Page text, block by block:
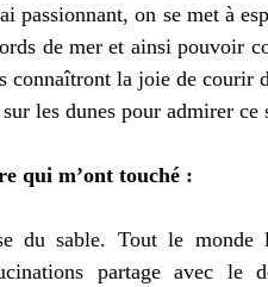
passionnant, on se met à
de mer et ainsi pouvoir
connaîtront la joie de courir
les dunes pour admirer ce
qui m’ont touché :
du sable. Tout le monde
partage avec